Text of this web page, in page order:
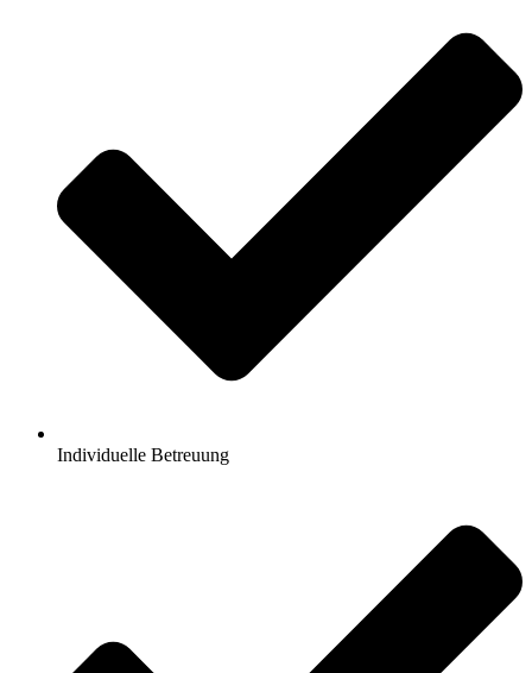
Individuelle Betreuung